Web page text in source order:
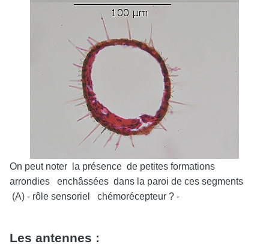
On peut noter la présence de petites formations
arrondies enchâssées dans la paroi de ces segments
(A) - rôle sensoriel chémorécepteur ? -
Les antennes :